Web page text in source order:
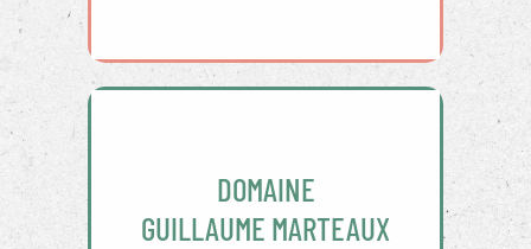
DOMAINE
GUILLAUME MARTEAUX